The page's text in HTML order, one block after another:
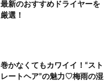
最新のおすすめドライヤーを
厳選！
巻かなくてもカワイイ！“スト
レートヘア”の魅力♡梅雨の湿